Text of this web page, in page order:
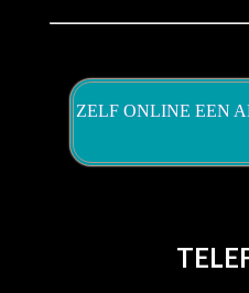
ZELF ONLINE EEN